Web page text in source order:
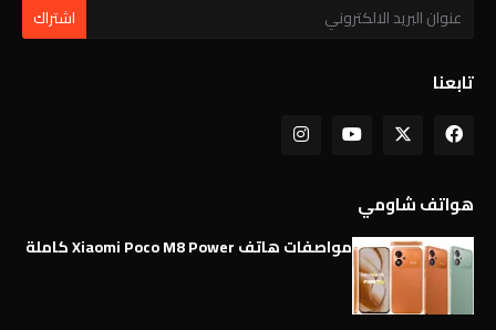
تابعنا
هواتف شاومي
مواصفات هاتف Xiaomi Poco M8 Power كاملة